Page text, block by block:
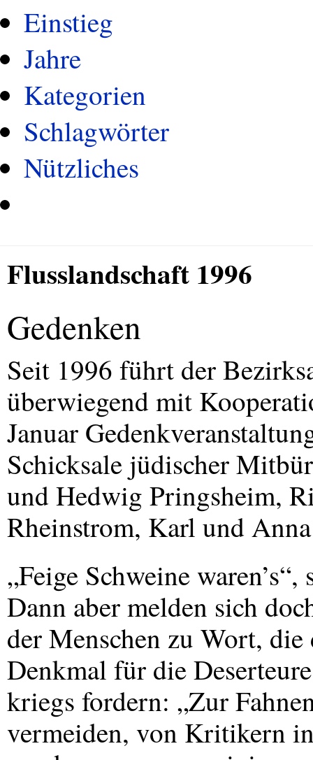
Einstieg
Jahre
Kategorien
Schlagwörter
Nützliches
Flusslandschaft 1996
Gedenken
Seit 1996 führt der
überwiegend mit
Januar
Schicksale jüdischer
und Hedwig Pringsheim,
Rheinstrom, Karl und
„Feige Schweine
Dann aber melden sich
der Menschen zu Wort,
Denkmal für die
kriegs fordern: „Zur
vermeiden, von Kritikern